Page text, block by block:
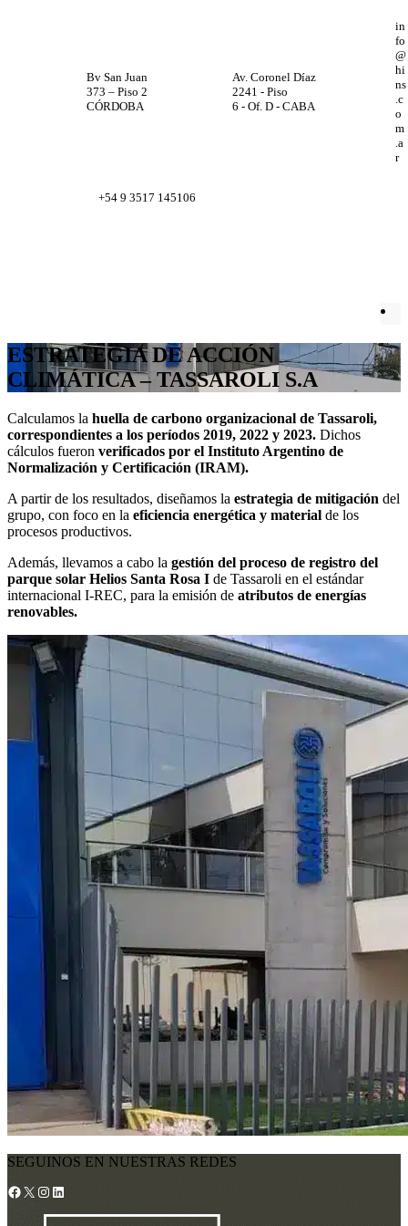
Bv San Juan
373 – Piso 2
CÓRDOBA
Av. Coronel Díaz
2241 - Piso
6 - Of. D - CABA
in
fo
@
hi
ns
.c
o
m
.a
r
+54 9 3517 145106
ESTRATEGIA DE ACCIÓN
CLIMÁTICA – TASSAROLI S.A
Calculamos la huella de carbono organizacional de Tassaroli,
correspondientes a los períodos 2019, 2022 y 2023. Dichos
cálculos fueron verificados por el Instituto Argentino de
Normalización y Certificación (IRAM).
A partir de los resultados, diseñamos la estrategia de mitigación del
grupo, con foco en la eficiencia energética y material de los
procesos productivos.
Además, llevamos a cabo la gestión del proceso de registro del
parque solar Helios Santa Rosa I de Tassaroli en el estándar
internacional I-REC, para la emisión de atributos de energías
renovables.
SEGUINOS EN NUESTRAS REDES
Facebook
X Instagram
LinkedIn